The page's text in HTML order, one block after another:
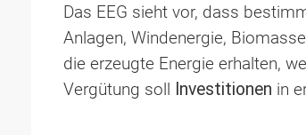
Das EEG sieht vor, dass
Anlagen, Windenergie,
die erzeugte Energie erhalten,
Vergütung soll Investitionen in